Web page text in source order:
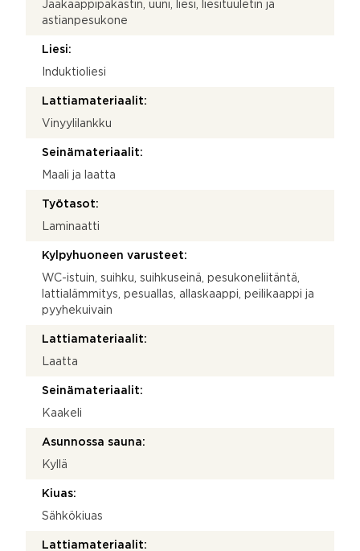
Jääkaappipakastin, uuni, liesi, liesituuletin ja
astianpesukone
Liesi:
Induktioliesi
Lattiamateriaalit:
Vinyylilankku
Seinämateriaalit:
Maali ja laatta
Työtasot:
Laminaatti
Kylpyhuoneen varusteet:
WC-istuin, suihku, suihkuseinä, pesukoneliitäntä,
lattialämmitys, pesuallas, allaskaappi, peilikaappi ja
pyyhekuivain
Lattiamateriaalit:
Laatta
Seinämateriaalit:
Kaakeli
Asunnossa sauna:
Kyllä
Kiuas:
Sähkökiuas
Lattiamateriaalit: